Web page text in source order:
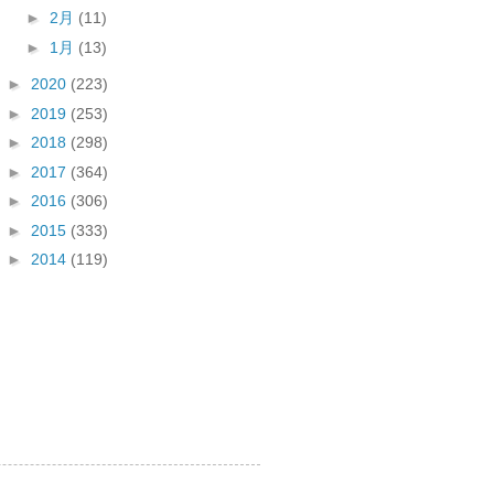
► 2月 (11)
► 1月 (13)
► 2020 (223)
► 2019 (253)
► 2018 (298)
► 2017 (364)
► 2016 (306)
► 2015 (333)
► 2014 (119)